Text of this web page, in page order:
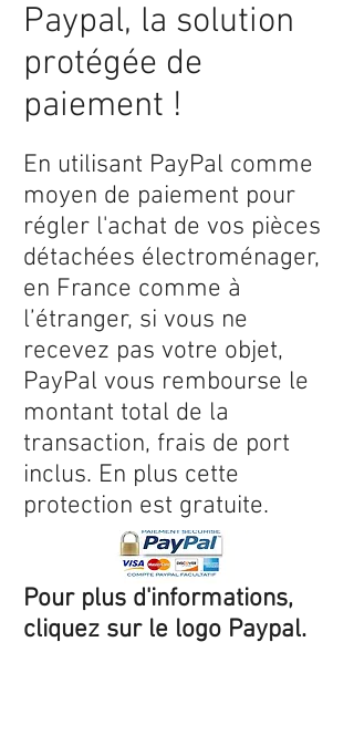
Paypal, la solution
protégée de
paiement !
En utilisant PayPal comme
moyen de paiement pour
régler l'achat de vos pièces
détachées électroménager,
en France comme à
l’étranger, si vous ne
recevez pas votre objet,
PayPal vous rembourse le
montant total de la
transaction, frais de port
inclus. En plus cette
protection est gratuite.
Pour plus d'informations,
cliquez sur le logo Paypal.